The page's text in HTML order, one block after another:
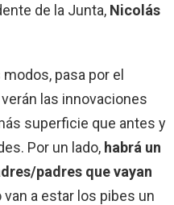
de la Junta, Nicolás
pasa por el
las innovaciones
superficie que antes y
Por un lado, habrá un
padres que vayan
van a estar los pibes un